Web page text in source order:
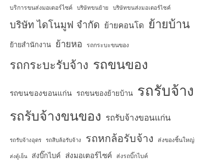
บริการขนส่งมอเตอร์ไซค์ บริษัทขนย้าย บริษัทขนส่งมอเตอร์ไซค์
บริษัท ไดโนมูฟ จำกัด ย้ายคอนโด ย้ายบ้าน
ย้ายสำนักงาน ย้ายหอ รถกระบะขนของ
รถกระบะรับจ้าง รถขนของ
รถขนของขอนแก่น รถขนของย้ายบ้าน รถรับจ้าง
รถรับจ้างขนของ รถรับจ้างขอนแก่น
รถรับจ้างอุดร รถสิบล้อรับจ้าง รถหกล้อรับจ้าง ส่งของชิ้นใหญ่
ส่งตู้เย็น ส่งบิ๊กไบค์ ส่งมอเตอร์ไซค์ ส่งรถบิ๊กไบค์